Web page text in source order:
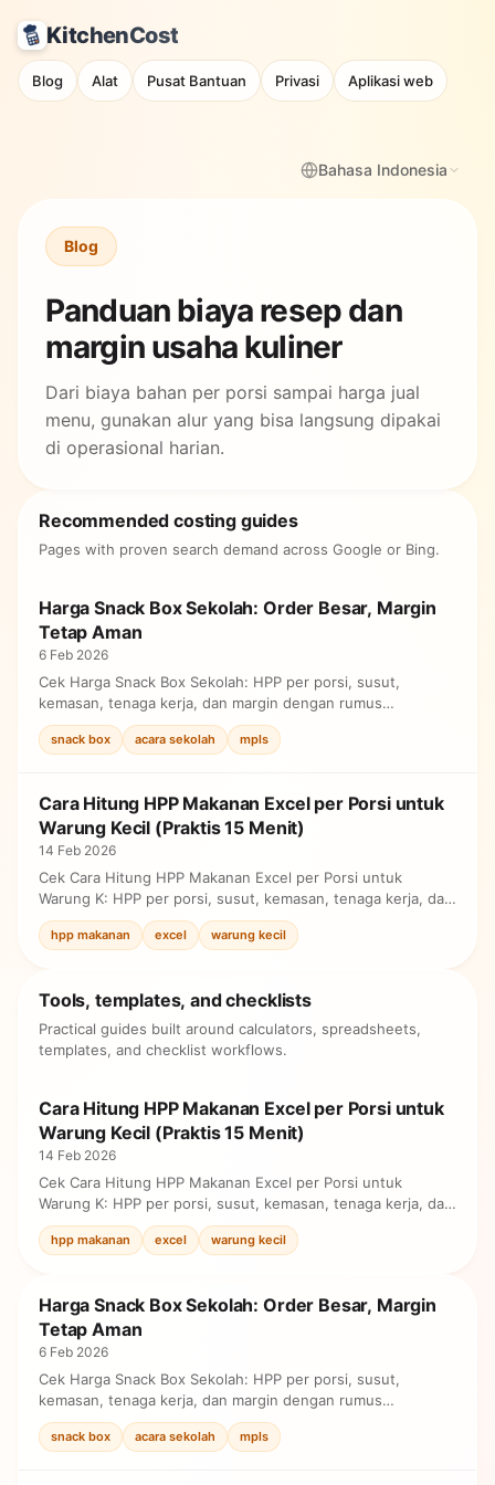
KitchenCost
Blog Alat Pusat Bantuan Privasi Aplikasi web
Bahasa Indonesia
Blog
Panduan biaya resep dan
margin usaha kuliner
Dari biaya bahan per porsi sampai harga jual
menu, gunakan alur yang bisa langsung dipakai
di operasional harian.
Recommended costing guides
Pages with proven search demand across Google or Bing.
Harga Snack Box Sekolah: Order Besar, Margin
Tetap Aman
6 Feb 2026
Cek Harga Snack Box Sekolah: HPP per porsi, susut,
kemasan, tenaga kerja, dan margin dengan rumus
sederhana sebelum ubah harga.
snack box acara sekolah mpls
Cara Hitung HPP Makanan Excel per Porsi untuk
Warung Kecil (Praktis 15 Menit)
14 Feb 2026
Cek Cara Hitung HPP Makanan Excel per Porsi untuk
Warung K: HPP per porsi, susut, kemasan, tenaga kerja, dan
margin dengan rumus sederhana sebelum ubah harga.
hpp makanan excel warung kecil
Tools, templates, and checklists
Practical guides built around calculators, spreadsheets,
templates, and checklist workflows.
Cara Hitung HPP Makanan Excel per Porsi untuk
Warung Kecil (Praktis 15 Menit)
14 Feb 2026
Cek Cara Hitung HPP Makanan Excel per Porsi untuk
Warung K: HPP per porsi, susut, kemasan, tenaga kerja, dan
margin dengan rumus sederhana sebelum ubah harga.
hpp makanan excel warung kecil
Harga Snack Box Sekolah: Order Besar, Margin
Tetap Aman
6 Feb 2026
Cek Harga Snack Box Sekolah: HPP per porsi, susut,
kemasan, tenaga kerja, dan margin dengan rumus
sederhana sebelum ubah harga.
snack box acara sekolah mpls